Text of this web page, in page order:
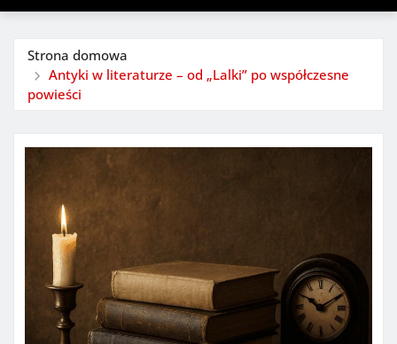
Strona domowa
Antyki w literaturze – od „Lalki” po współczesne
powieści